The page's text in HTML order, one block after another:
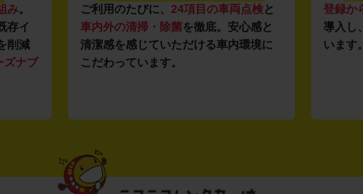
み。
存イ
削減
ズナブ
ご利用のたびに、 24項目の車両点検と
車内外の清掃・除菌を徹底。安心感と
清潔感を感じていただける車内環境に
こだわっています。
登録か
導入し
います